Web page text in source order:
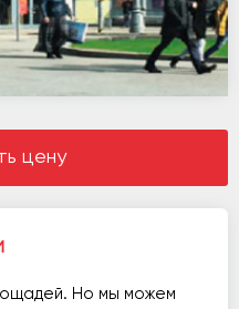
цену
Но мы можем